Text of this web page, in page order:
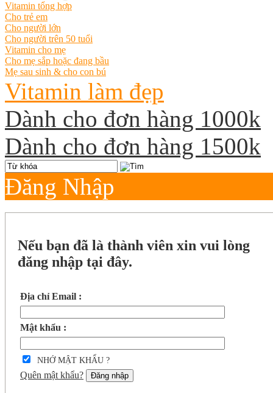
Vitamin tổng hợp
Cho trẻ em
Cho người lớn
Cho người trên 50 tuổi
Vitamin cho mẹ
Cho mẹ sắp hoặc đang bầu
Mẹ sau sinh & cho con bú
Vitamin làm đẹp
Dành cho đơn hàng 1000k
Dành cho đơn hàng 1500k
Đăng Nhập
Nếu bạn đã là thành viên xin vui lòng
đăng nhập tại đây.
Địa chỉ Email :
Mật khẩu :
NHỚ MẬT KHẨU ?
Quên mật khẩu? Đăng nhập